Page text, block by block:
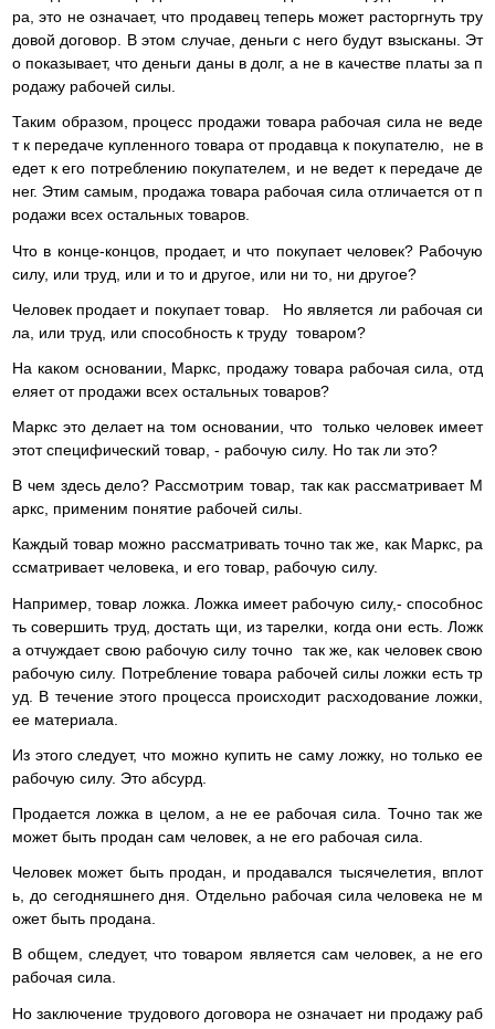
ра, это не означает, что продавец теперь может расторгнуть тру
довой договор. В этом случае, деньги с него будут взысканы. Эт
о показывает, что деньги даны в долг, а не в качестве платы за п
родажу рабочей силы.
Таким образом, процесс продажи товара рабочая сила не веде
т к передаче купленного товара от продавца к покупателю, не в
едет к его потреблению покупателем, и не ведет к передаче де
нег. Этим самым, продажа товара рабочая сила отличается от п
родажи всех остальных товаров.
Что в конце-концов, продает, и что покупает человек? Рабочую
силу, или труд, или и то и другое, или ни то, ни другое?
Человек продает и покупает товар. Но является ли рабочая си
ла, или труд, или способность к труду товаром?
На каком основании, Маркс, продажу товара рабочая сила, отд
еляет от продажи всех остальных товаров?
Маркс это делает на том основании, что только человек имеет
этот специфический товар, - рабочую силу. Но так ли это?
В чем здесь дело? Рассмотрим товар, так как рассматривает М
аркс, применим понятие рабочей силы.
Каждый товар можно рассматривать точно так же, как Маркс, ра
ссматривает человека, и его товар, рабочую силу.
Например, товар ложка. Ложка имеет рабочую силу,- способнос
ть совершить труд, достать щи, из тарелки, когда они есть. Ложк
а отчуждает свою рабочую силу точно так же, как человек свою
рабочую силу. Потребление товара рабочей силы ложки есть тр
уд. В течение этого процесса происходит расходование ложки,
ее материала.
Из этого следует, что можно купить не саму ложку, но только ее
рабочую силу. Это абсурд.
Продается ложка в целом, а не ее рабочая сила. Точно так же
может быть продан сам человек, а не его рабочая сила.
Человек может быть продан, и продавался тысячелетия, вплот
ь, до сегодняшнего дня. Отдельно рабочая сила человека не м
ожет быть продана.
В общем, следует, что товаром является сам человек, а не его
рабочая сила.
Но заключение трудового договора не означает ни продажу раб